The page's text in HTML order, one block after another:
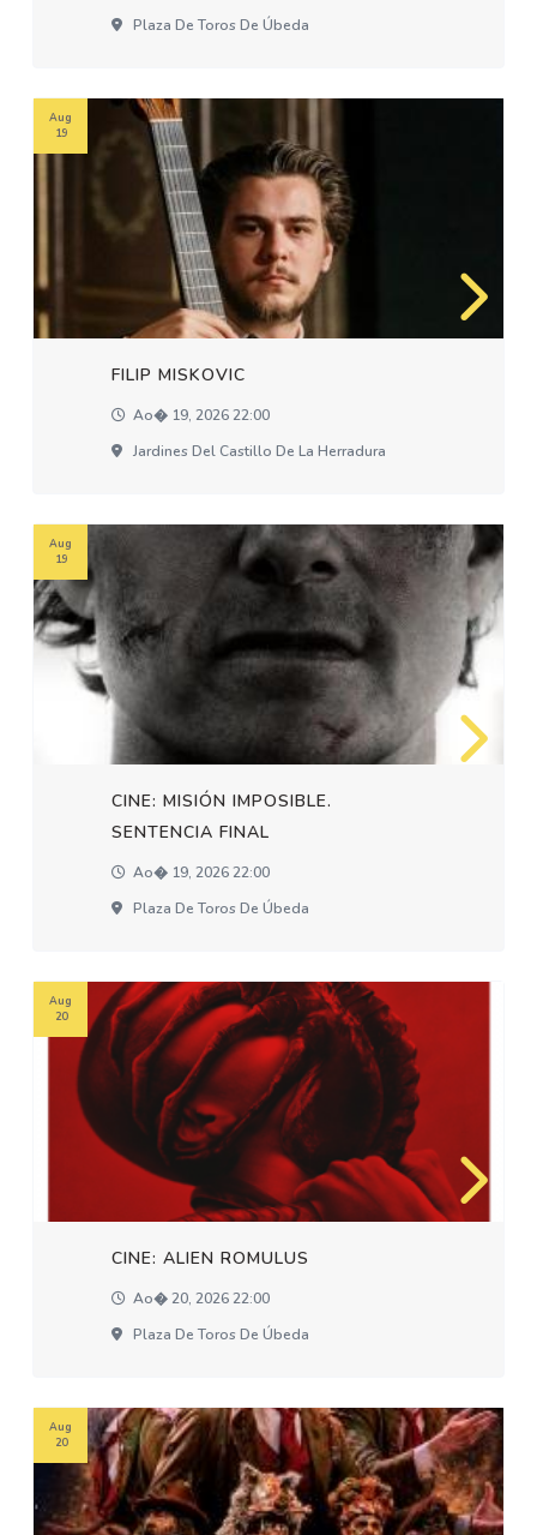
Plaza De Toros De Úbeda
FILIP MISKOVIC
Ao� 19, 2026 22:00
Jardines Del Castillo De La Herradura
Aug
19
CINE: MISIÓN IMPOSIBLE.
SENTENCIA FINAL
Ao� 19, 2026 22:00
Plaza De Toros De Úbeda
Aug
19
CINE: ALIEN ROMULUS
Ao� 20, 2026 22:00
Plaza De Toros De Úbeda
Aug
20
Aug
20